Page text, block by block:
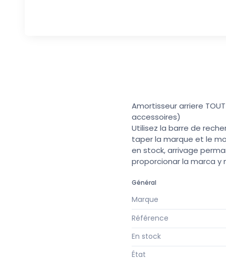
Amortisseur arriere
accessoires)
Utilisez la barre de
taper la marque et le
en stock, arrivage
proporcionar la marca y
Général
Marque
Référence
En stock
État